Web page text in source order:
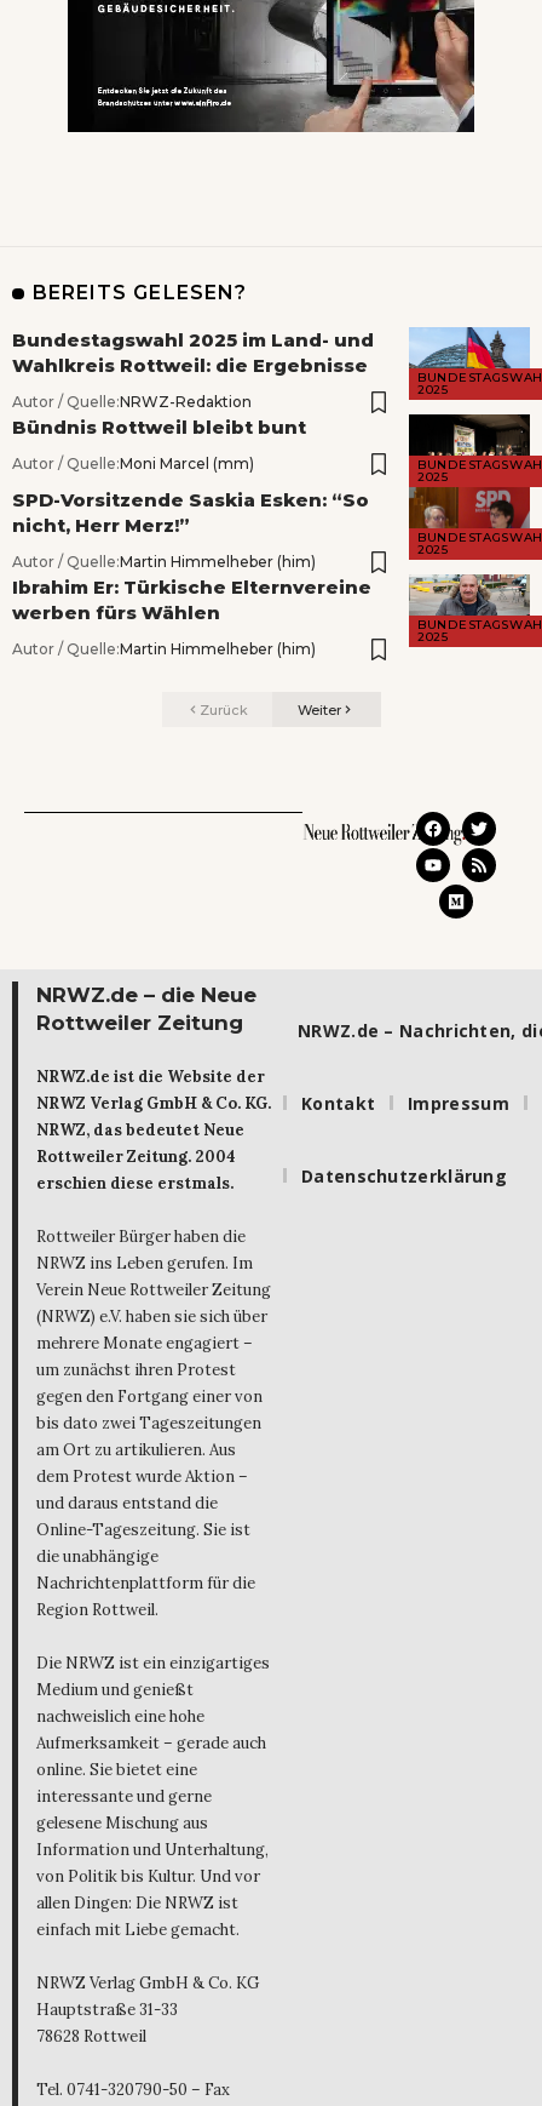
BEREITS GELESEN?
2025
Bundestagswahl 2025 im Land- und
Wahlkreis Rottweil: die Ergebnisse
Autor / Quelle:NRWZ-Redaktion
2025
Bündnis Rottweil bleibt bunt
Autor / Quelle:Moni Marcel (mm)
2025
SPD-Vorsitzende Saskia Esken: “So
nicht, Herr Merz!”
Autor / Quelle:Martin Himmelheber (him)
2025
Ibrahim Er: Türkische Elternvereine
werben fürs Wählen
Autor / Quelle:Martin Himmelheber (him)
Zurück Weiter
NRWZ.de – die Neue
Rottweiler Zeitung
NRWZ.de ist die Website der
NRWZ Verlag GmbH & Co. KG.
NRWZ, das bedeutet Neue
Rottweiler Zeitung. 2004
erschien diese erstmals.
Rottweiler Bürger haben die
NRWZ ins Leben gerufen. Im
Verein Neue Rottweiler Zeitung
(NRWZ) e.V. haben sie sich über
mehrere Monate engagiert –
um zunächst ihren Protest
gegen den Fortgang einer von
bis dato zwei Tageszeitungen
am Ort zu artikulieren. Aus
dem Protest wurde Aktion –
und daraus entstand die
Online-Tageszeitung. Sie ist
die unabhängige
Nachrichtenplattform für die
Region Rottweil.
Die NRWZ ist ein einzigartiges
Medium und genießt
nachweislich eine hohe
Aufmerksamkeit – gerade auch
online. Sie bietet eine
interessante und gerne
gelesene Mischung aus
Information und Unterhaltung,
von Politik bis Kultur. Und vor
allen Dingen: Die NRWZ ist
einfach mit Liebe gemacht.
NRWZ Verlag GmbH & Co. KG
Hauptstraße 31-33
78628 Rottweil
Tel. 0741-320790-50 – Fax
NRWZ.de – Nachrichten,
Kontakt Impressum
Datenschutzerklärung